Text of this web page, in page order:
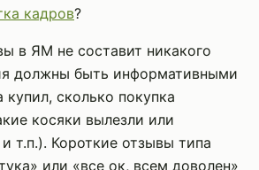
кадров?
в ЯМ не составит никакого
должны быть информативными
купил, сколько покупка
косяки вылезли или
т.п.). Короткие отзывы типа
или «все ок, всем доволен»